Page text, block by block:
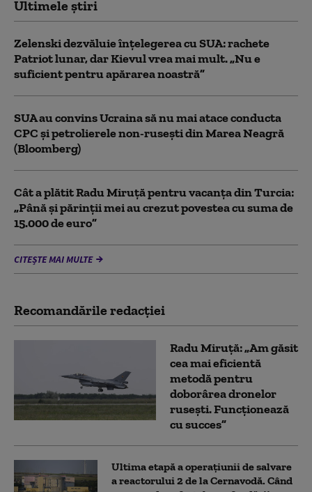
Ultimele știri
Zelenski dezvăluie înțelegerea cu SUA: rachete
Patriot lunar, dar Kievul vrea mai mult. „Nu e
suficient pentru apărarea noastră”
SUA au convins Ucraina să nu mai atace conducta
CPC şi petrolierele non-ruseşti din Marea Neagră
(Bloomberg)
Cât a plătit Radu Miruță pentru vacanța din Turcia:
„Până și părinții mei au crezut povestea cu suma de
15.000 de euro”
CITEȘTE MAI MULTE
Recomandările redacţiei
Radu Miruță: „Am găsit
cea mai eficientă
metodă pentru
doborârea dronelor
rusești. Funcționează
cu succes”
Ultima etapă a operațiunii de salvare
a reactorului 2 de la Cernavodă. Când